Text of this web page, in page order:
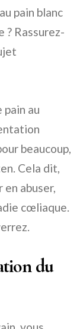
pain blanc
? Rassurez-
pain au
beaucoup,
Cela dit,
en abuser,
cœliaque.
du